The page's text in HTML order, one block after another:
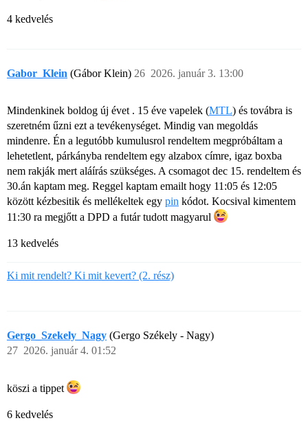
4 kedvelés
Gabor_Klein (Gábor Klein) 2026. január 3. 13:00
26
Mindenkinek boldog új évet . 15 éve vapelek (MTL) és továbra is
szeretném űzni ezt a tevékenységet. Mindig van megoldás
mindenre. Én a legutóbb kumulusrol rendeltem megpróbáltam a
lehetetlent, párkányba rendeltem egy alzabox címre, igaz boxba
nem rakják mert aláírás szükséges. A csomagot dec 15. rendeltem és
30.án kaptam meg. Reggel kaptam emailt hogy 11:05 és 12:05
között kézbesitik és mellékeltek egy pin kódot. Kocsival kimentem
11:30 ra megjőtt a DPD a futár tudott magyarul
13 kedvelés
Ki mit rendelt? Ki mit kevert? (2. rész)
Gergo_Szekely_Nagy (Gergo Székely - Nagy)
2026. január 4. 01:52
27
köszi a tippet
6 kedvelés